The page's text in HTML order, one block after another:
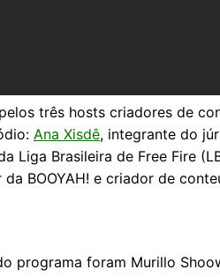
três hosts criadores de
Ana Xisdê, integrante do
Liga Brasileira de Free Fire
BOOYAH! e criador de
programa foram Murillo